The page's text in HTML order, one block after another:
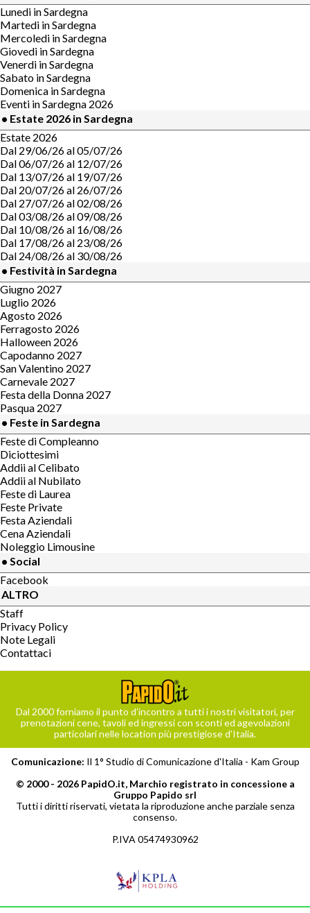
Lunedi in Sardegna
Martedi in Sardegna
Mercoledi in Sardegna
Giovedi in Sardegna
Venerdi in Sardegna
Sabato in Sardegna
Domenica in Sardegna
Eventi in Sardegna 2026
• Estate 2026 in Sardegna
Estate 2026
Dal 29/06/26 al 05/07/26
Dal 06/07/26 al 12/07/26
Dal 13/07/26 al 19/07/26
Dal 20/07/26 al 26/07/26
Dal 27/07/26 al 02/08/26
Dal 03/08/26 al 09/08/26
Dal 10/08/26 al 16/08/26
Dal 17/08/26 al 23/08/26
Dal 24/08/26 al 30/08/26
• Festività in Sardegna
Giugno 2027
Luglio 2026
Agosto 2026
Ferragosto 2026
Halloween 2026
Capodanno 2027
San Valentino 2027
Carnevale 2027
Festa della Donna 2027
Pasqua 2027
• Feste in Sardegna
Feste di Compleanno
Diciottesimi
Addii al Celibato
Addii al Nubilato
Feste di Laurea
Feste Private
Festa Aziendali
Cena Aziendali
Noleggio Limousine
• Social
Facebook
ALTRO
Staff
Privacy Policy
Note Legali
Contattaci
Dal 2000 forniamo il punto d’incontro a tutti i nostri visitatori, per
prenotazioni cene, tavoli ed ingressi con sconti ed agevolazioni
particolari nelle location più prestigiose d’Italia.
Comunicazione: Il 1° Studio di Comunicazione d'Italia - Kam Group
© 2000 - 2026 PapidO.it, Marchio registrato in concessione a
Gruppo Papido srl
Tutti i diritti riservati, vietata la riproduzione anche parziale senza
consenso.
P.IVA 05474930962